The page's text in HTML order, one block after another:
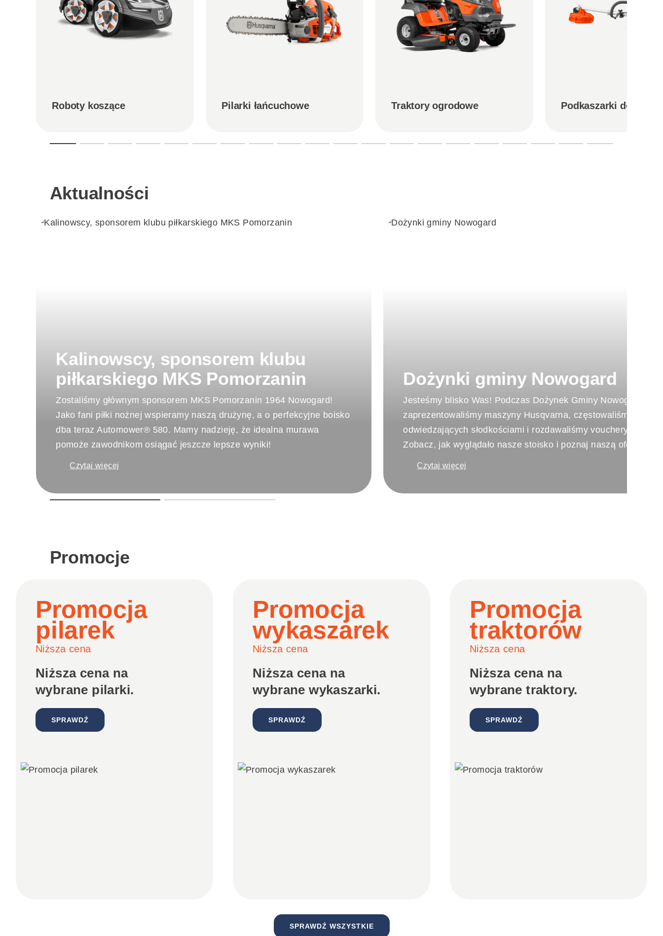
Roboty koszące Pilarki łańcuchowe Traktory ogrodowe Podkaszarki do trawy
Aktualności
Kalinowscy, sponsorem klubu
piłkarskiego MKS Pomorzanin
Zostaliśmy głównym sponsorem MKS Pomorzanin 1964 Nowogard!
Jako fani piłki nożnej wspieramy naszą drużynę, a o perfekcyjne boisko
dba teraz Automower® 580. Mamy nadzieję, że idealna murawa
pomoże zawodnikom osiągać jeszcze lepsze wyniki!
Czytaj więcej
Dożynki gminy Nowogard
Jesteśmy blisko Was! Podczas Dożynek Gminy Nowogard w
zaprezentowaliśmy maszyny Husqvarna, częstowaliśmy
odwiedzających słodkościami i rozdawaliśmy vouchery
Zobacz, jak wyglądało nasze stoisko i poznaj naszą ofertę!
Czytaj więcej
Promocje
Promocja
pilarek
Niższa cena
Niższa cena na
wybrane pilarki.
SPRAWDŹ
Promocja
wykaszarek
Niższa cena
Niższa cena na
wybrane wykaszarki.
SPRAWDŹ
Promocja
traktorów
Niższa cena
Niższa cena na
wybrane traktory.
SPRAWDŹ
SPRAWDŹ WSZYSTKIE